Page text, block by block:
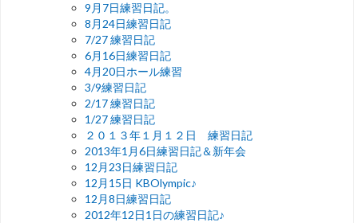
9月7日練習日記。
8月24日練習日記
7/27 練習日記
6月16日練習日記
4月20日ホール練習
3/9練習日記
2/17 練習日記
1/27 練習日記
２０１３年１月１２日 練習日記
2013年1月6日練習日記＆新年会
12月23日練習日記
12月15日 KBOlympic♪
12月8日練習日記
2012年12日1日の練習日記♪